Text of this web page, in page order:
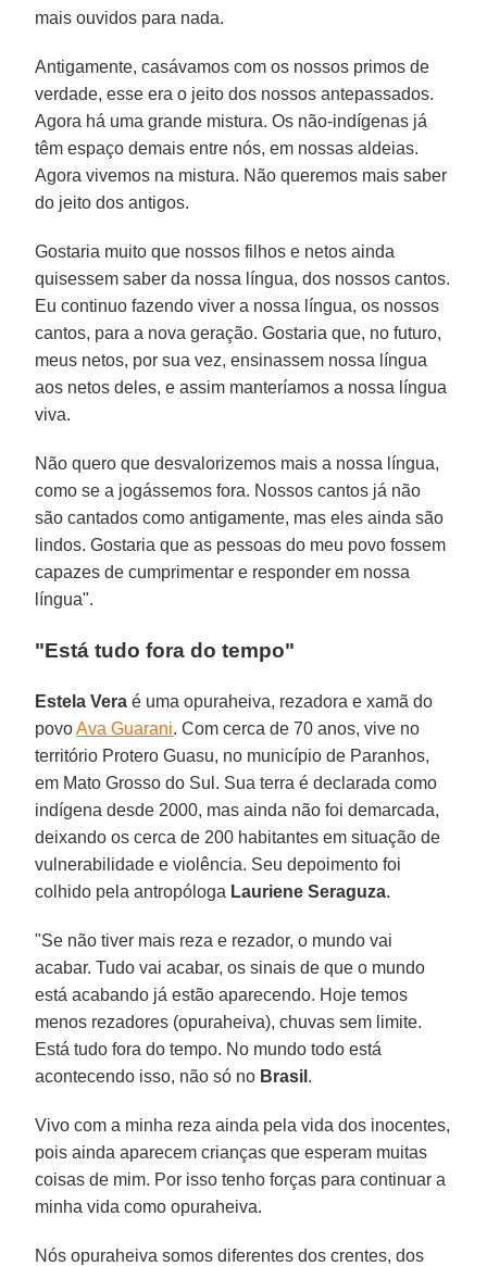
mais ouvidos para nada.
Antigamente, casávamos com os nossos primos de
verdade, esse era o jeito dos nossos antepassados.
Agora há uma grande mistura. Os não-indígenas já
têm espaço demais entre nós, em nossas aldeias.
Agora vivemos na mistura. Não queremos mais saber
do jeito dos antigos.
Gostaria muito que nossos filhos e netos ainda
quisessem saber da nossa língua, dos nossos cantos.
Eu continuo fazendo viver a nossa língua, os nossos
cantos, para a nova geração. Gostaria que, no futuro,
meus netos, por sua vez, ensinassem nossa língua
aos netos deles, e assim manteríamos a nossa língua
viva.
Não quero que desvalorizemos mais a nossa língua,
como se a jogássemos fora. Nossos cantos já não
são cantados como antigamente, mas eles ainda são
lindos. Gostaria que as pessoas do meu povo fossem
capazes de cumprimentar e responder em nossa
língua".
"Está tudo fora do tempo"
Estela Vera é uma opuraheiva, rezadora e xamã do
povoAva Guarani. Com cerca de 70 anos, vive no
território Protero Guasu, no município de Paranhos,
em Mato Grosso do Sul. Sua terra é declarada como
indígena desde 2000, mas ainda não foi demarcada,
deixando os cerca de 200 habitantes em situação de
vulnerabilidade e violência. Seu depoimento foi
colhido pela antropóloga Lauriene Seraguza.
"Se não tiver mais reza e rezador, o mundo vai
acabar. Tudo vai acabar, os sinais de que o mundo
está acabando já estão aparecendo. Hoje temos
menos rezadores (opuraheiva), chuvas sem limite.
Está tudo fora do tempo. No mundo todo está
acontecendo isso, não só no Brasil .
Vivo com a minha reza ainda pela vida dos inocentes,
pois ainda aparecem crianças que esperam muitas
coisas de mim. Por isso tenho forças para continuar a
minha vida como opuraheiva.
Nós opuraheiva somos diferentes dos crentes, dos